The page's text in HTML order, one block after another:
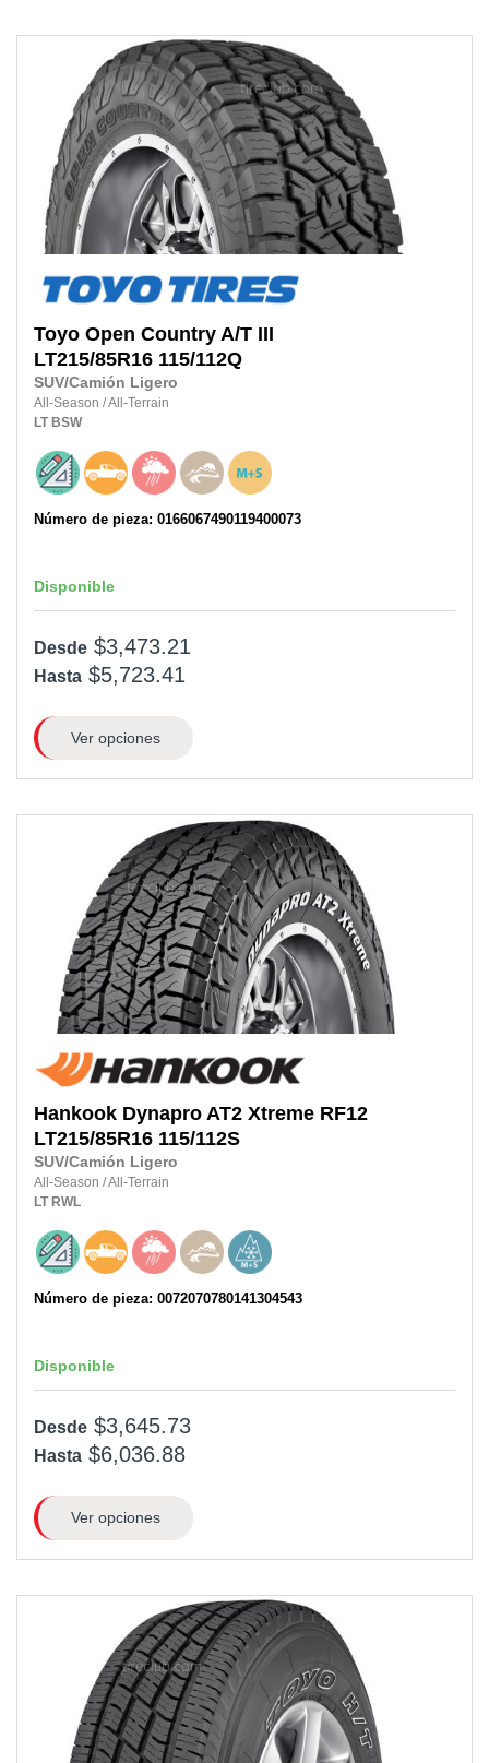
Toyo Open Country A/T III
LT215/85R16 115/112Q
SUV/Camión Ligero
All-Season /All-Terrain
LT BSW
Número de pieza: 0166067490119400073
Disponible
Desde $3,473.21
Hasta $5,723.41
Ver opciones
Hankook Dynapro AT2 Xtreme RF12
LT215/85R16 115/112S
SUV/Camión Ligero
All-Season /All-Terrain
LT RWL
Número de pieza: 0072070780141304543
Disponible
Desde $3,645.73
Hasta $6,036.88
Ver opciones